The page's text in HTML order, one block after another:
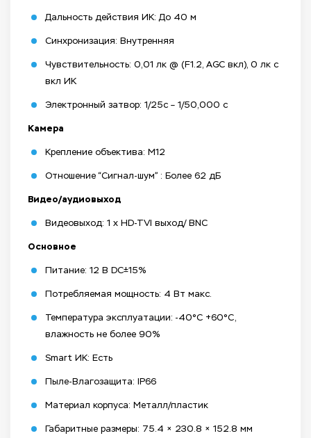
Дальность действия ИК: До 40 м
Синхронизация: Внутренняя
Чувствительность: 0,01 лк @ (F1.2, AGC вкл), 0 лк с
вкл ИК
Электронный затвор: 1/25с – 1/50,000 с
Камера
Крепление объектива: М12
Отношение “Сигнал-шум” : Более 62 дБ
Видео/аудиовыход
Видеовыход: 1 x HD-TVI выход/ BNC
Основное
Питание: 12 В DC±15%
Потребляемая мощность: 4 Вт макс.
Температура эксплуатации: -40°С +60°С,
влажность не более 90%
Smart ИК: Есть
Пыле-Влагозащита: IP66
Материал корпуса: Металл/пластик
Габаритные размеры: 75.4 × 230.8 × 152.8 мм